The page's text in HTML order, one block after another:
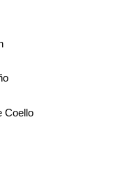
Coello